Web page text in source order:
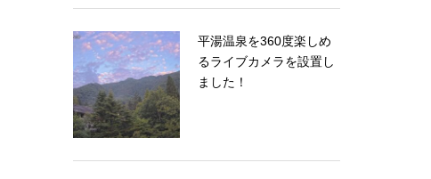
平湯温泉を360度楽しめ
るライブカメラを設置し
ました！